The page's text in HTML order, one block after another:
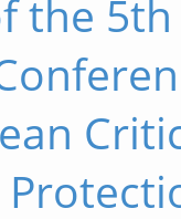
the 5th